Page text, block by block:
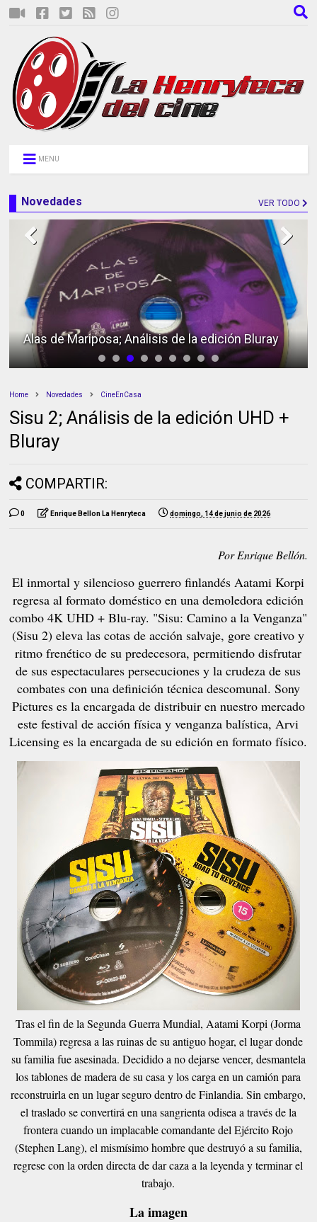
MENU
Novedades VER TODO
Alas de Mariposa; Análisis de la edición Bluray
Home Novedades CineEnCasa
Sisu 2; Análisis de la edición UHD +
Bluray
COMPARTIR:
0 Enrique Bellon La Henryteca domingo, 14 de junio de 2026
Por Enrique Bellón.
El inmortal y silencioso guerrero finlandés Aatami Korpi
regresa al formato doméstico en una demoledora edición
combo 4K UHD + Blu-ray. "Sisu: Camino a la Venganza"
(Sisu 2) eleva las cotas de acción salvaje, gore creativo y
ritmo frenético de su predecesora, permitiendo disfrutar
de sus espectaculares persecuciones y la crudeza de sus
combates con una definición técnica descomunal. Sony
Pictures es la encargada de distribuir en nuestro mercado
este festival de acción física y venganza balística, Arvi
Licensing es la encargada de su edición en formato físico.
Tras el fin de la Segunda Guerra Mundial, Aatami Korpi (Jorma
Tommila) regresa a las ruinas de su antiguo hogar, el lugar donde
su familia fue asesinada. Decidido a no dejarse vencer, desmantela
los tablones de madera de su casa y los carga en un camión para
reconstruirla en un lugar seguro dentro de Finlandia. Sin embargo,
el traslado se convertirá en una sangrienta odisea a través de la
frontera cuando un implacable comandante del Ejército Rojo
(Stephen Lang), el mismísimo hombre que destruyó a su familia,
regrese con la orden directa de dar caza a la leyenda y terminar el
trabajo.
La imagen